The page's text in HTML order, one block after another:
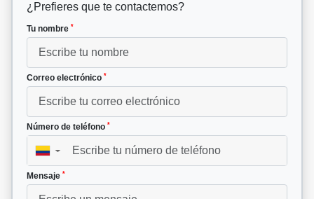
¿Prefieres que te contactemos?
Tu nombre *
Correo electrónico *
Número de teléfono *
▼
Mensaje *